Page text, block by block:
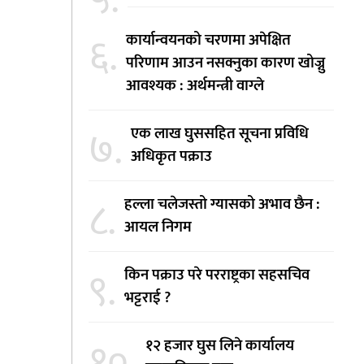
६. कार्यान्वयनको चरणमा अपेक्षित
परिणाम आउन नसक्नुका कारण खोज्नु
आवश्यक : अर्थमन्त्री वाग्ले
७. एक लाख घुससहित सूचना प्रविधि
अधिकृत पक्राउ
८. हल्ला चलेजस्तो ग्यासको अभाव छैन :
आयल निगम
९. किन पक्राउ परे परराष्ट्रका सहसचिव
भट्टराई ?
१२ हजार घुस लिने कार्यालय